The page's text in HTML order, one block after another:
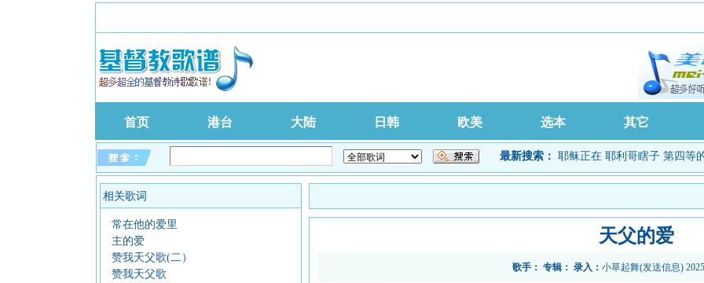
首页 港台 大陆 日韩 欧美 选本 其它
最新搜索： 耶稣正在 耶利哥瞎子 第四等
相关歌词
常在他的爱里
主的爱
赞我天父歌(二）
赞我天父歌
天父的爱
歌手： 专辑： 录入： 小草起舞(发送信息)